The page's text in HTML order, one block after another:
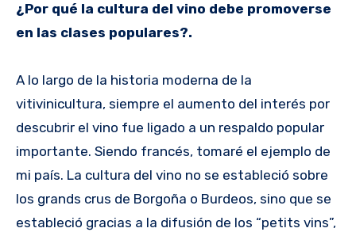
¿Por qué la cultura del vino debe promoverse
en las clases populares?.
A lo largo de la historia moderna de la
vitivinicultura, siempre el aumento del interés por
descubrir el vino fue ligado a un respaldo popular
importante. Siendo francés, tomaré el ejemplo de
mi país. La cultura del vino no se estableció sobre
los grands crus de Borgoña o Burdeos, sino que se
estableció gracias a la difusión de los “petits vins”,